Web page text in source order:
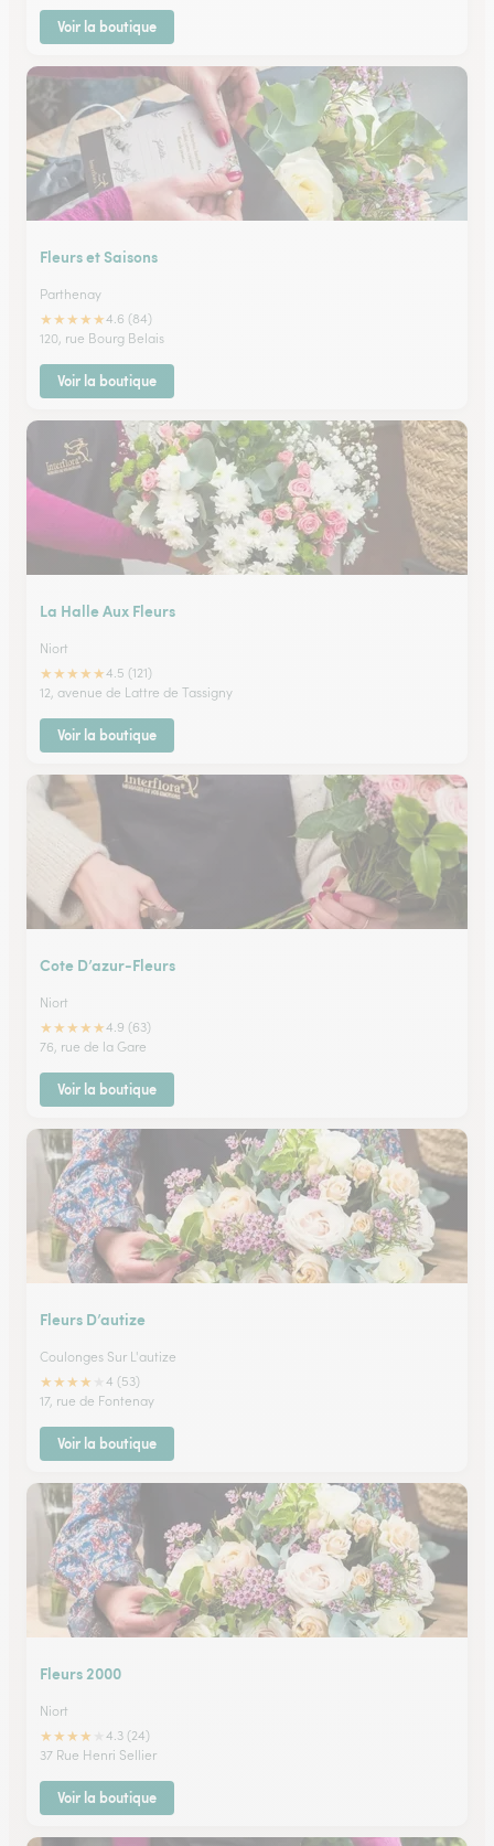
Voir la boutique
Fleurs et Saisons
Parthenay
★★★★★4.6 (84)
120, rue Bourg Belais
Voir la boutique
La Halle Aux Fleurs
Niort
★★★★★4.5 (121)
12, avenue de Lattre de Tassigny
Voir la boutique
Cote D’azur-Fleurs
Niort
★★★★★4.9 (63)
76, rue de la Gare
Voir la boutique
Fleurs D’autize
Coulonges Sur L'autize
★★★★
4 (53)
17, rue de Fontenay
Voir la boutique
Fleurs 2000
Niort
★★★★
4.3 (24)
37 Rue Henri Sellier
Voir la boutique